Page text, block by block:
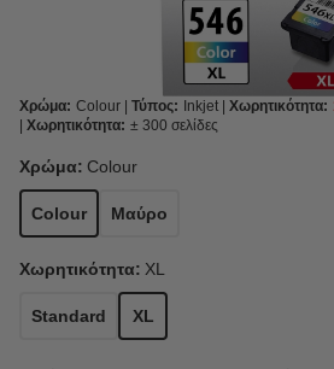
Χρώμα: Colour Τύπος: Inkjet Χωρητικότητα:
Χωρητικότητα: ± 300 σελίδες
Χρώμα: Colour
Colour Μαύρο
Χωρητικότητα: XL
Standard XL